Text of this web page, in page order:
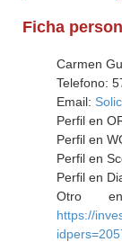
Ficha
Carmen
Telefono:
Email:
Perfil en
Perfil en
Perfil en
Perfil en
Otro
https://